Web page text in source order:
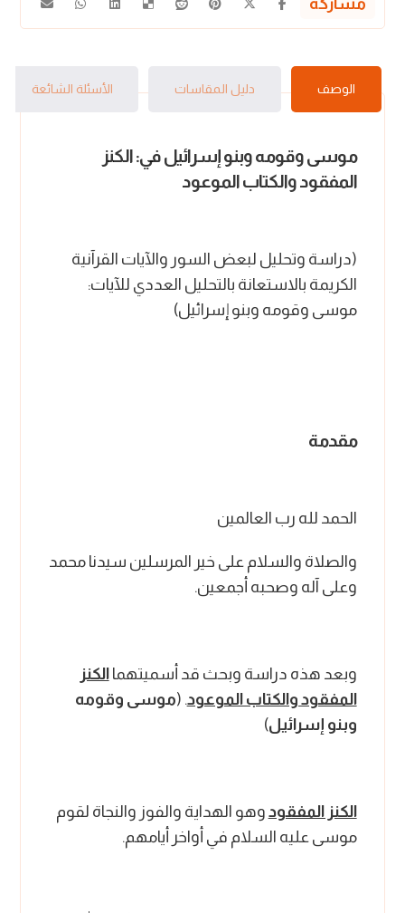
الوصف دليل المقاسات الأسئلة الشائعة
موسى وقومه وبنو إسرائيل في:الكنز
المفقود والكتاب الموعود
(دراسة وتحليل لبعض السور والآيات القرآنية
الكريمة بالاستعانة بالتحليل العددي للآيات:
موسى وقومه وبنو إسرائيل)
مقدمة
الحمد لله رب العالمين
والصلاة والسلام على خير المرسلين سيدنا محمد
وعلى آله وصحبه أجمعين.
وبعد هذه دراسة وبحث قد أسميتهماالكنز
المفقود والكتاب الموعود. (موسى وقومه
وبنو إسرائيل)
الكنز المفقود وهو الهداية والفوز والنجاة لقوم
موسى عليه السلام في أواخر أيامهم.